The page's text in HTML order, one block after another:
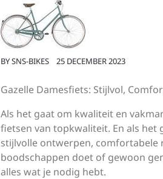
BYSNS-BIKES 25 DECEMBER 2023
Gazelle Damesfiets: Stijlvol,
Als het gaat om kwaliteit en
fietsen van topkwaliteit. En als het
stijlvolle ontwerpen,
boodschappen doet of gewoon
alles wat je nodig hebt.